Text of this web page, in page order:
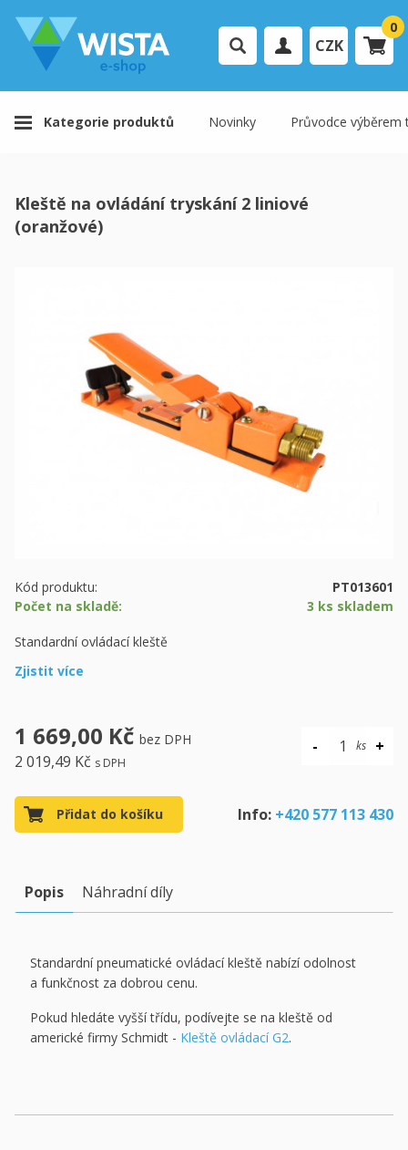
Registrace uživatele
CZK
0
K pokladně
Kategorie produktů Novinky Průvodce výběrem
Kleště na ovládání tryskání 2 liniové
(oranžové)
Kód produktu:
PT013601
Počet na skladě:
3 ks skladem
Standardní ovládací kleště
Zjistit více
1 669,00 Kč bez DPH
2 019,49 Kč s DPH
Přidat do košíku Info: +420 577 113 430
Popis Náhradní díly
Standardní pneumatické ovládací kleště nabízí odolnost
a funkčnost za dobrou cenu.
Pokud hledáte vyšší třídu, podívejte se na kleště od
americké firmy Schmidt - Kleště ovládací G2.